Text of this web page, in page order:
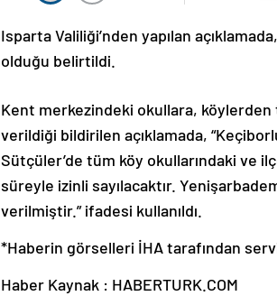
Isparta Valiliği’nden yapılan
olduğu belirtildi.
Kent merkezindeki okullara,
verildiği bildirilen açıklamada,
Sütçüler’de tüm köy okullarındaki ve
süreyle izinli sayılacaktır.
verilmiştir.” ifadesi kullanıldı.
*Haberin görselleri İHA tarafından
Haber Kaynak : HABERTURK.COM